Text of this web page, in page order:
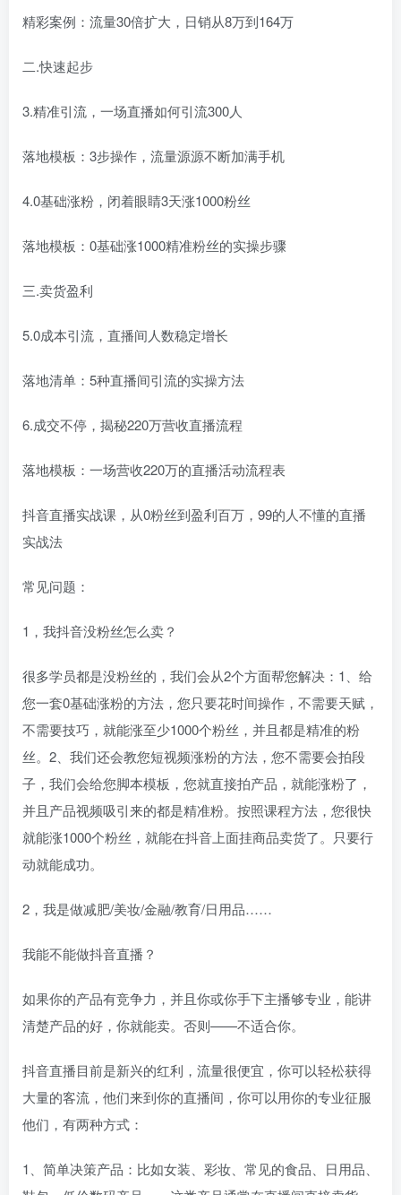
精彩案例：流量30倍扩大，日销从8万到164万
二.快速起步
3.精准引流，一场直播如何引流300人
落地模板：3步操作，流量源源不断加满手机
4.0基础涨粉，闭着眼睛3天涨1000粉丝
落地模板：0基础涨1000精准粉丝的实操步骤
三.卖货盈利
5.0成本引流，直播间人数稳定增长
落地清单：5种直播间引流的实操方法
6.成交不停，揭秘220万营收直播流程
落地模板：一场营收220万的直播活动流程表
抖音直播实战课，从0粉丝到盈利百万，99的人不懂的直播
实战法
常见问题：
1，我抖音没粉丝怎么卖？
很多学员都是没粉丝的，我们会从2个方面帮您解决：1、给
您一套0基础涨粉的方法，您只要花时间操作，不需要天赋，
不需要技巧，就能涨至少1000个粉丝，并且都是精准的粉
丝。2、我们还会教您短视频涨粉的方法，您不需要会拍段
子，我们会给您脚本模板，您就直接拍产品，就能涨粉了，
并且产品视频吸引来的都是精准粉。按照课程方法，您很快
就能涨1000个粉丝，就能在抖音上面挂商品卖货了。只要行
动就能成功。
2，我是做减肥/美妆/金融/教育/日用品……
我能不能做抖音直播？
如果你的产品有竞争力，并且你或你手下主播够专业，能讲
清楚产品的好，你就能卖。否则——不适合你。
抖音直播目前是新兴的红利，流量很便宜，你可以轻松获得
大量的客流，他们来到你的直播间，你可以用你的专业征服
他们，有两种方式：
1、简单决策产品：比如女装、彩妆、常见的食品、日用品、